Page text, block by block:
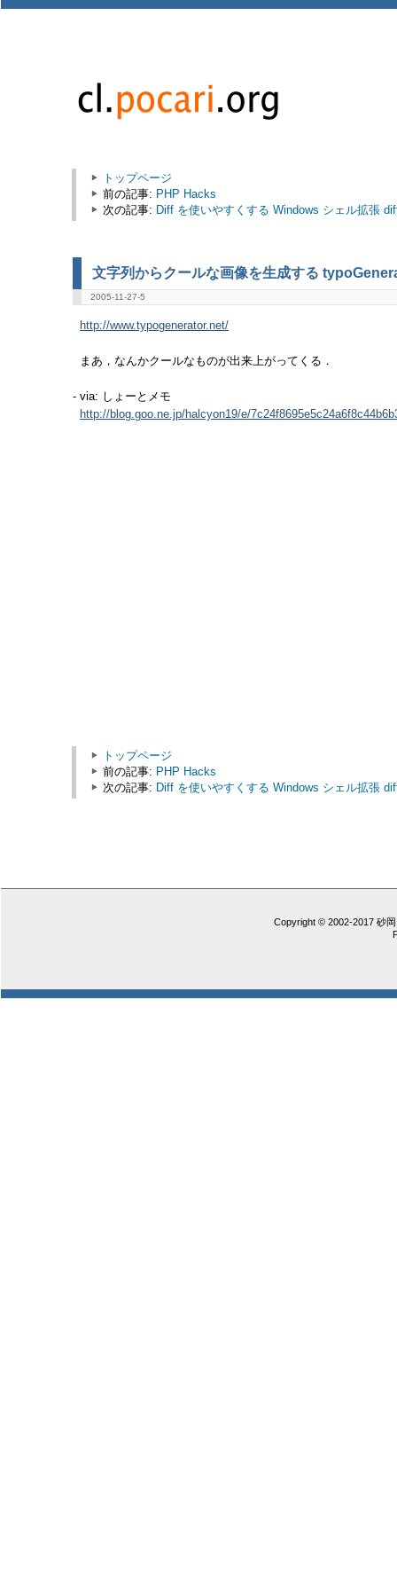
トップページ
前の記事: PHP Hacks
次の記事: Diff を使いやすくする Windows シェル拡張
文字列からクールな画像を生成する
2005-11-27-5
http://www.typogenerator.net/
まあ，なんかクールなものが出来上がってくる．
- via: しょーとメモ
http://blog.goo.ne.jp/halcyon19/e/
トップページ
前の記事: PHP Hacks
次の記事: Diff を使いやすくする Windows シェル拡張
Copyright © 2002-2017 砂